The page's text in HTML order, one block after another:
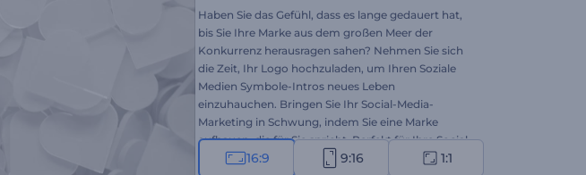
Haben Sie das Gefühl, dass es lange gedauert hat,
bis Sie Ihre Marke aus dem großen Meer der
Konkurrenz herausragen sahen? Nehmen Sie sich
die Zeit, Ihr Logo hochzuladen, um Ihren Soziale
Medien Symbole-Intros neues Leben
einzuhauchen. Bringen Sie Ihr Social-Media-
Marketing in Schwung, indem Sie eine Marke
aufbauen, die für Sie spricht. Perfekt für Ihre Social-
Media-Anzeigen, YouTube-Kanal-Intros,
16:9 9:16 1:1